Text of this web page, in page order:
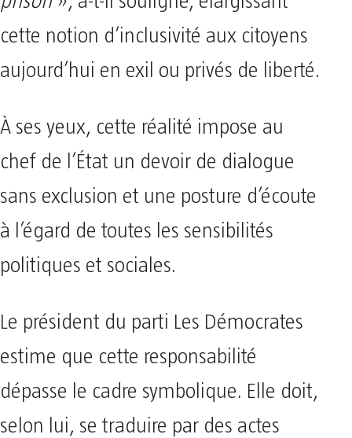
cette notion d’inclusivité aux citoyens
aujourd’hui en exil ou privés de liberté.
À ses yeux, cette réalité impose au
chef de l’État un devoir de dialogue
sans exclusion et une posture d’écoute
à l’égard de toutes les sensibilités
politiques et sociales.
Le président du parti Les Démocrates
estime que cette responsabilité
dépasse le cadre symbolique. Elle doit,
selon lui, se traduire par des actes